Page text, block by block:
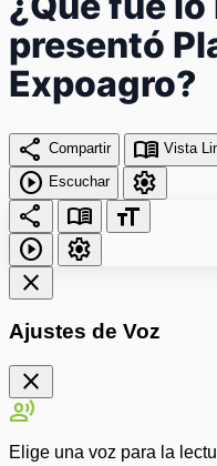
presentó
Expoagro?
share Compartir menu_book Vista
play_circle Escuchar
settings
share
menu_book
format_size
play_circle
settings
close
Ajustes de Voz
close
record_voice_over
Elige una voz para la